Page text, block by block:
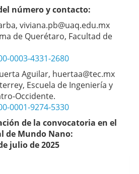
número y contacto:
viviana.pb@uaq.edu.mx
de Querétaro, Facultad de
0003-4331-2680
Aguilar, huertaa@tec.mx
Escuela de Ingeniería y
Occidente.
0001-9274-5330
de la convocatoria en el
de Mundo Nano:
julio de 2025